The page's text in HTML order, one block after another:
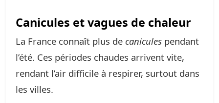
Canicules et vagues de chaleur
La France connaît plus de canicules pendant
l’été. Ces périodes chaudes arrivent vite,
rendant l’air difficile à respirer, surtout dans
les villes.